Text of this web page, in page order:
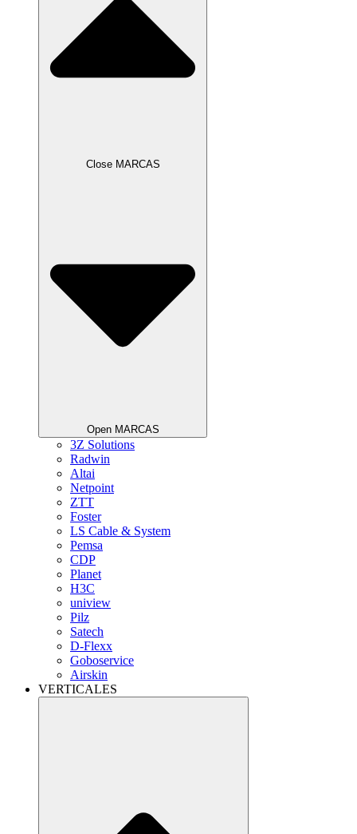
Close MARCAS
Open MARCAS
3Z Solutions
Radwin
Altai
Netpoint
ZTT
Foster
LS Cable & System
Pemsa
CDP
Planet
H3C
uniview
Pilz
Satech
D-Flexx
Goboservice
Airskin
VERTICALES